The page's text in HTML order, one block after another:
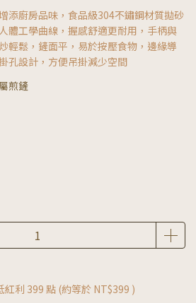
添廚房品味，食品級304不鏽鋼材質拋砂
體工學曲線，握感舒適更耐用，手柄與
輕鬆，鏟面平，易於按壓食物，邊緣導
孔設計，方便吊掛減少空間
煎鏟
紅利 399 點 (約等於 NT$399 )